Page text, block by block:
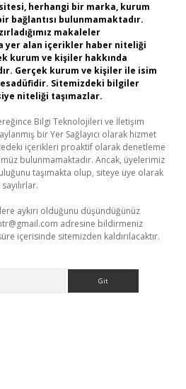
herhangi bir marka, kurum
bağlantısı bulunmamaktadır.
makaleler
yer alan içerikler haber niteliği
kurum ve kişiler hakkında
Gerçek kurum ve kişiler ile isim
Sitemizdeki bilgiler
niteliği taşımazlar.
Bilgi Teknolojileri ve İletişim
bir Yer Sağlayıcı olarak hizmet
içerikleri proaktif olarak denetleme
bulunmamaktadır. Ancak, üyelerimiz
taşımakta olup, siteye üye olarak
aykırı olduğunu düşündüğünüz
adresine bildirmeniz
içerisinde sitemizden kaldırılacaktır.